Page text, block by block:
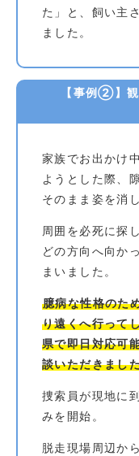
た」と、飼い主
ました。
【事例②】
家族でお出かけ
ようとした際、
そのまま姿を消
周囲を必死に探
どの方向へ向か
まいました。
臆病な性格のた
り遠くへ行って
県で即日対応可
談いただきまし
捜索員が現地に
みを開始。
脱走現場周辺か